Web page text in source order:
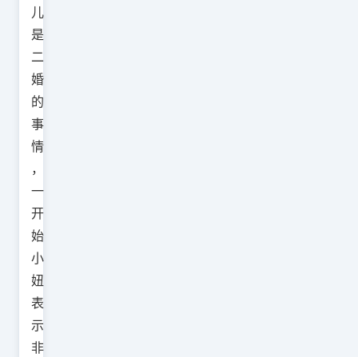
儿
是
二
婚
的
事
情
，
一
开
始
小
妞
表
示
非